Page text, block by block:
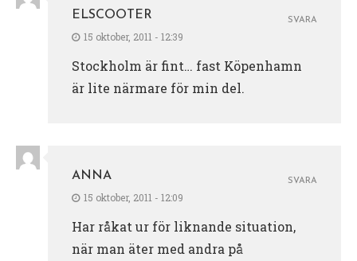
ELSCOOTER
15 oktober, 2011 - 12:39
Stockholm är fint… fast Köpenhamn
är lite närmare för min del.
SVARA
ANNA
15 oktober, 2011 - 12:09
Har råkat ur för liknande situation,
när man äter med andra på
SVARA